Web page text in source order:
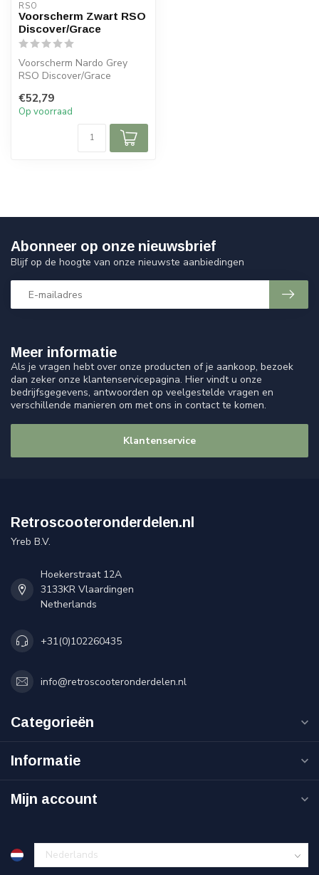
RSO
Voorscherm Zwart RSO
Discover/Grace
Voorscherm Nardo Grey
RSO Discover/Grace
€52,79
Op voorraad
Meer informatie
Als je vragen hebt over onze producten of je aankoop, bezoek
dan zeker onze klantenservicepagina. Hier vindt u onze
bedrijfsgegevens, antwoorden op veelgestelde vragen en
verschillende manieren om met ons in contact te komen.
Klantenservice
Abonneer op onze nieuwsbrief
Blijf op de hoogte van onze nieuwste aanbiedingen
Retroscooteronderdelen.nl
Yreb B.V.
Hoekerstraat 12A
3133KR Vlaardingen
Netherlands
+31(0)102260435
info@retroscooteronderdelen.nl
Categorieën
Informatie
Mijn account